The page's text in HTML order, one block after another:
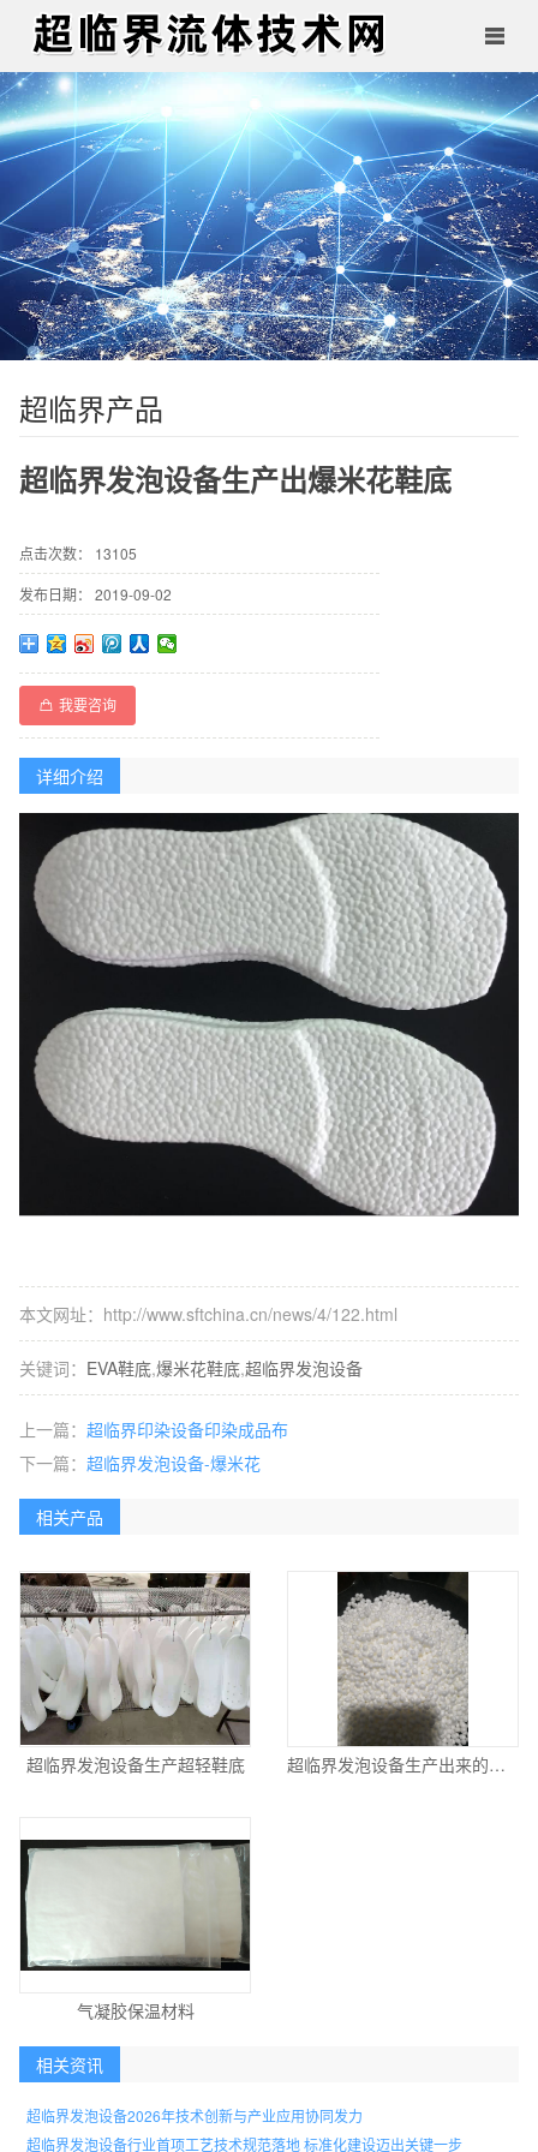
超临界产品
超临界发泡设备生产出爆米花鞋底
点击次数：
13105
发布日期：
2019-09-02
我要咨询
详细介绍
本文网址：http://www.sftchina.cn/news/4/122.html
关键词： EVA鞋底,爆米花鞋底,超临界发泡设备
上一篇： 超临界印染设备印染成品布
下一篇： 超临界发泡设备-爆米花
相关产品
超临界发泡设备生产超轻鞋底 超临界发泡设备生产出来的优质爆米花
气凝胶保温材料
相关资讯
超临界发泡设备2026年技术创新与产业应用协同发力
超临界发泡设备行业首项工艺技术规范落地 标准化建设迈出关键一步